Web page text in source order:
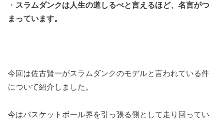
・ スラムダンクは人生の道しるべと言えるほど、名言がつ
まっています。
今回は佐古賢一がスラムダンクのモデルと言われている件
について紹介しました。
今はバスケットボール界を引っ張る側として走り回ってい